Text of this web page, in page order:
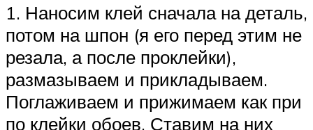
1. Наносим клей сначала на деталь,
потом на шпон (я его перед этим не
резала, а после проклейки),
размазываем и прикладываем.
Поглаживаем и прижимаем как при
по клейки обоев. Ставим на них